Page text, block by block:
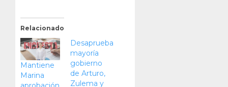
Relacionado
Mantiene
Marina
Desaprueba
mayoría
gobierno
de Arturo,
Zulema y